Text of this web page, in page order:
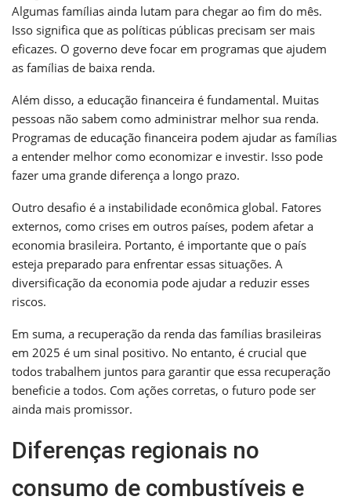
Algumas famílias ainda lutam para chegar ao fim do mês.
Isso significa que as políticas públicas precisam ser mais
eficazes. O governo deve focar em programas que ajudem
as famílias de baixa renda.
Além disso, a educação financeira é fundamental. Muitas
pessoas não sabem como administrar melhor sua renda.
Programas de educação financeira podem ajudar as famílias
a entender melhor como economizar e investir. Isso pode
fazer uma grande diferença a longo prazo.
Outro desafio é a instabilidade econômica global. Fatores
externos, como crises em outros países, podem afetar a
economia brasileira. Portanto, é importante que o país
esteja preparado para enfrentar essas situações. A
diversificação da economia pode ajudar a reduzir esses
riscos.
Em suma, a recuperação da renda das famílias brasileiras
em 2025 é um sinal positivo. No entanto, é crucial que
todos trabalhem juntos para garantir que essa recuperação
beneficie a todos. Com ações corretas, o futuro pode ser
ainda mais promissor.
Diferenças regionais no
consumo de combustíveis e